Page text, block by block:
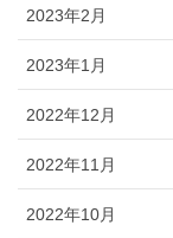
2023年2月
2023年1月
2022年12月
2022年11月
2022年10月